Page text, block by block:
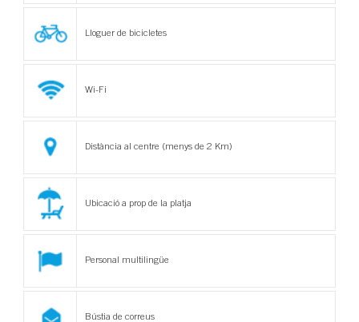
Lloguer de bicicletes
Wi-Fi
Distància al centre (menys de 2 Km)
Ubicació a prop de la platja
Personal multilingüe
Bústia de correus